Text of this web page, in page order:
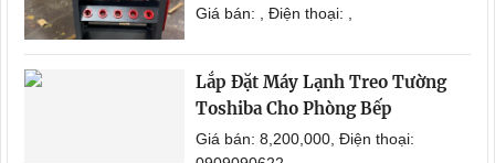
Giá bán: , Điện thoại: ,
Lắp Đặt Máy Lạnh Treo Tường
Toshiba Cho Phòng Bếp
Giá bán: 8,200,000, Điện thoại: